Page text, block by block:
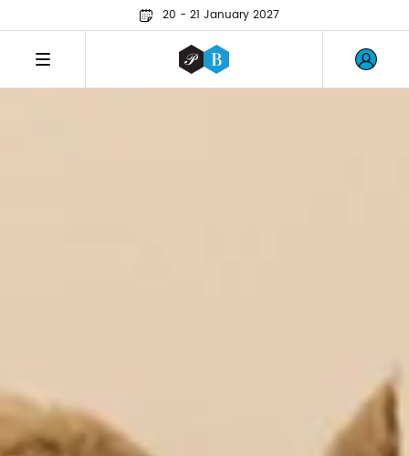
20 - 21 January 2027